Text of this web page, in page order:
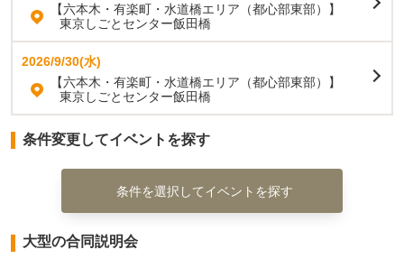
【六本木・有楽町・水道橋エリア（都心部東部）】
東京しごとセンター飯田橋
2026/9/30(水)
【六本木・有楽町・水道橋エリア（都心部東部）】
東京しごとセンター飯田橋
条件変更してイベントを探す
条件を選択してイベントを探す
大型の合同説明会